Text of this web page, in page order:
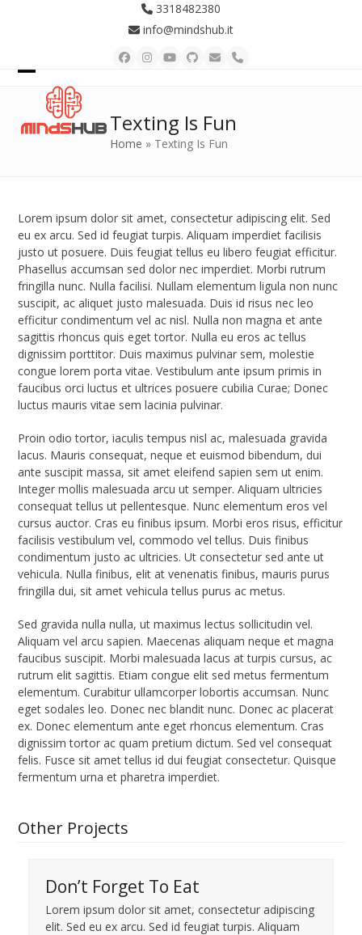
3318482380
info@mindshub.it
Facebook
Instagram
YouTube
GithubEmailTelefono
Open
mobile
Close
mobile
Texting Is Fun
Home » Texting Is Fun
Lorem ipsum dolor sit amet, consectetur adipiscing elit. Sed
eu ex arcu. Sed id feugiat turpis. Aliquam imperdiet facilisis
justo ut posuere. Duis feugiat tellus eu libero feugiat efficitur.
Phasellus accumsan sed dolor nec imperdiet. Morbi rutrum
fringilla nunc. Nulla facilisi. Nullam elementum ligula non nunc
suscipit, ac aliquet justo malesuada. Duis id risus nec leo
efficitur condimentum vel ac nisl. Nulla non magna et ante
sagittis rhoncus quis eget tortor. Nulla eu eros ac tellus
dignissim porttitor. Duis maximus pulvinar sem, molestie
congue lorem porta vitae. Vestibulum ante ipsum primis in
faucibus orci luctus et ultrices posuere cubilia Curae; Donec
luctus mauris vitae sem lacinia pulvinar.
Proin odio tortor, iaculis tempus nisl ac, malesuada gravida
lacus. Mauris consequat, neque et euismod bibendum, dui
ante suscipit massa, sit amet eleifend sapien sem ut enim.
Integer mollis malesuada arcu ut semper. Aliquam ultricies
consequat tellus ut pellentesque. Nunc elementum eros vel
cursus auctor. Cras eu finibus ipsum. Morbi eros risus, efficitur
facilisis vestibulum vel, commodo vel tellus. Duis finibus
condimentum justo ac ultricies. Ut consectetur sed ante ut
vehicula. Nulla finibus, elit at venenatis finibus, mauris purus
fringilla dui, sit amet vehicula tellus purus ac metus.
Sed gravida nulla nulla, ut maximus lectus sollicitudin vel.
Aliquam vel arcu sapien. Maecenas aliquam neque et magna
faucibus suscipit. Morbi malesuada lacus at turpis cursus, ac
rutrum elit sagittis. Etiam congue elit sed metus fermentum
elementum. Curabitur ullamcorper lobortis accumsan. Nunc
eget sodales leo. Donec nec blandit nunc. Donec ac placerat
ex. Donec elementum ante eget rhoncus elementum. Cras
dignissim tortor ac quam pretium dictum. Sed vel consequat
felis. Fusce sit amet tellus id dui feugiat consectetur. Quisque
fermentum urna et pharetra imperdiet.
Other Projects
Don’t Forget To Eat
Lorem ipsum dolor sit amet, consectetur adipiscing
elit. Sed eu ex arcu. Sed id feugiat turpis. Aliquam